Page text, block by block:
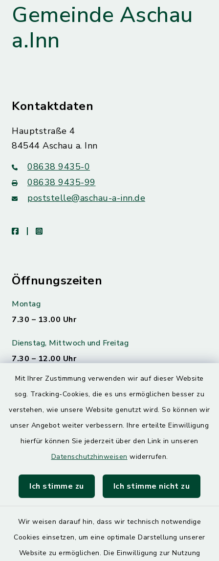
Mit Ihrer Zustimmung verwenden wir auf dieser Website
sog. Tracking-Cookies, die es uns ermöglichen besser zu
verstehen, wie unsere Website genutzt wird. So können wir
unser Angebot weiter verbessern. Ihre erteilte Einwilligung
hierfür können Sie jederzeit über den Link in unseren
Datenschutzhinweisen widerrufen.
Ich stimme zu Ich stimme nicht zu
Wir weisen darauf hin, dass wir technisch notwendige
Cookies einsetzen, um eine optimale Darstellung unserer
Website zu ermöglichen. Die Einwilligung zur Nutzung
Gemeinde Aschau
a.Inn
Kontaktdaten
Hauptstraße 4
84544 Aschau a. Inn
08638 9435-0
08638 9435-99
poststelle@aschau-a-inn.de
facebookinstagram
Öffnungszeiten
Montag
7.30 – 13.00 Uhr
Dienstag, Mittwoch und Freitag
7.30 – 12.00 Uhr
Donnerstag
7.30 – 12.00 Uhr
13.00 – 17.30 Uhr
Quicklinks
SoNNe e. V.